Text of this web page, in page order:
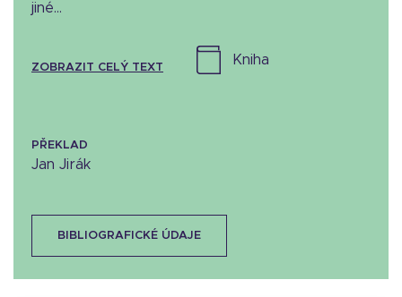
jiné...
ZOBRAZIT CELÝ TEXT
kniha
PŘEKLAD
Jan Jirák
BIBLIOGRAFICKÉ ÚDAJE